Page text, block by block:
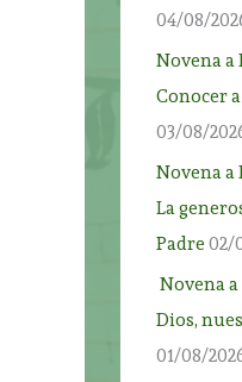
04/08/
Novena a
Conocer
03/08/
Novena a
La
Padre 02/
Novena a
Dios,
01/08/